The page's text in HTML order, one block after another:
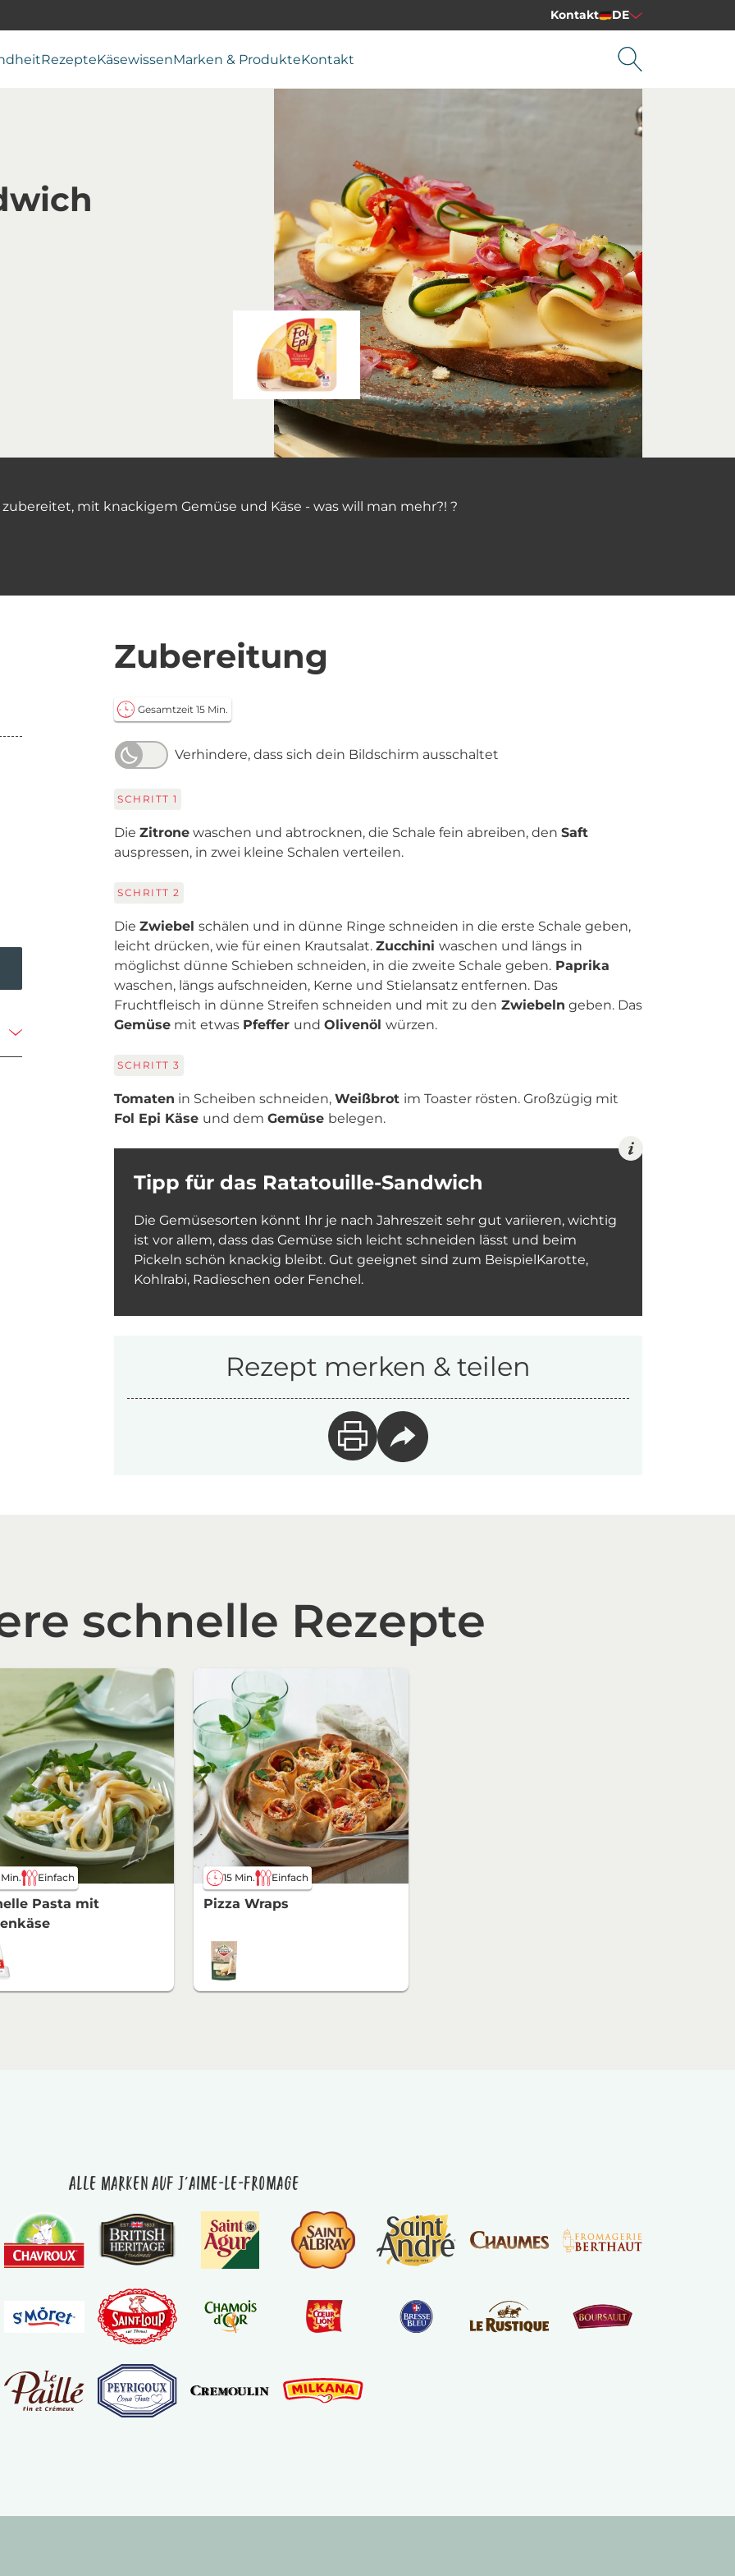
Kontakt DE
RezepteKäsewissenMarken & ProdukteKontakt
mit knackigem Gemüse und Käse - was will man mehr?! ?
Zubereitung
Gesamtzeit 15 Min.
Verhindere, dass sich dein Bildschirm ausschaltet
SCHRITT 1
Die Zitrone waschen und abtrocknen, die Schale fein abreiben, den Saft
auspressen, in zwei kleine Schalen verteilen.
SCHRITT 2
Die Zwiebel schälen und in dünne Ringe schneiden in die erste Schale geben,
leicht drücken, wie für einen Krautsalat. Zucchini waschen und längs in
möglichst dünne Schieben schneiden, in die zweite Schale geben. Paprika
waschen, längs aufschneiden, Kerne und Stielansatz entfernen. Das
Fruchtfleisch in dünne Streifen schneiden und mit zu den Zwiebeln geben. Das
Gemüse mit etwas Pfeffer und Olivenöl würzen.
SCHRITT 3
Tomaten in Scheiben schneiden, Weißbrot im Toaster rösten. Großzügig mit
Fol Epi Käse und dem Gemüse belegen.
Tipp für das Ratatouille-Sandwich
Die Gemüsesorten könnt Ihr je nach Jahreszeit sehr gut variieren, wichtig
ist vor allem, dass das Gemüse sich leicht schneiden lässt und beim
Pickeln schön knackig bleibt. Gut geeignet sind zum BeispielKarotte,
Kohlrabi, Radieschen oder Fenchel.
Rezept merken & teilen
schnelle Rezepte
Min. Einfach
Pasta mit
15 Min. Einfach
Pizza Wraps
Alle Marken auf J'aime-le-fromage